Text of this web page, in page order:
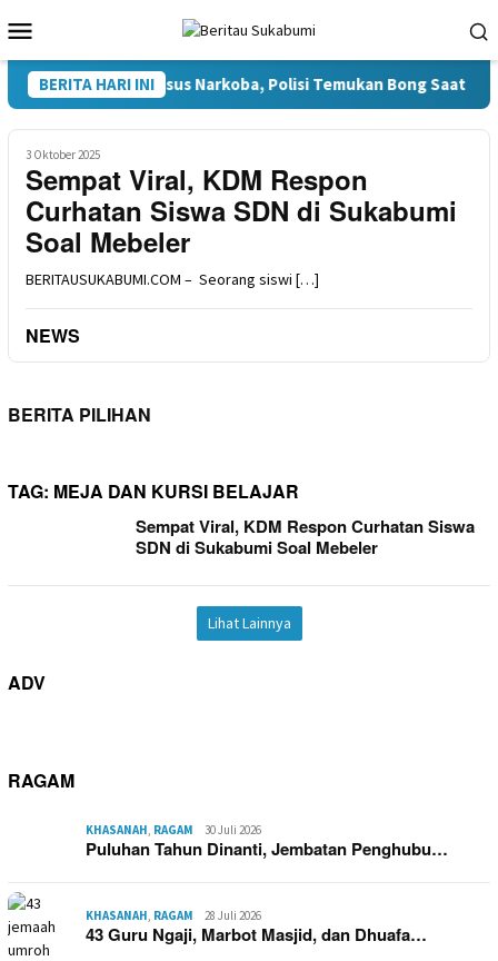
ke
kontenMobile
BERITA HARI INI
Terlibat Kasus Narkoba, Polisi Temukan Bong Saat
3 Oktober 2025
Sempat Viral, KDM Respon
Curhatan Siswa SDN di Sukabumi
Soal Mebeler
BERITAUSUKABUMI.COM – Seorang siswi […]
NEWS
BERITA PILIHAN
TAG: MEJA DAN KURSI BELAJAR
Sempat Viral, KDM Respon Curhatan Siswa
SDN di Sukabumi Soal Mebeler
Lihat Lainnya
ADV
RAGAM
KHASANAH, RAGAM 30 Juli 2026
Puluhan Tahun Dinanti, Jembatan Penghubu…
KHASANAH, RAGAM 28 Juli 2026
43 Guru Ngaji, Marbot Masjid, dan Dhuafa…